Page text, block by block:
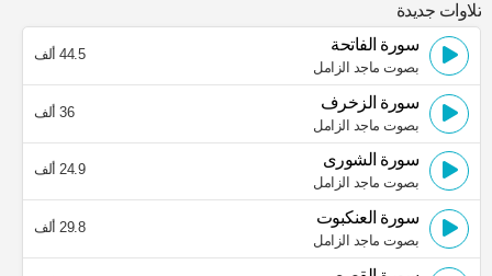
تلاوات جديدة
سورة الفاتحة
بصوت ماجد الزامل
44.5 ألف
سورة الزخرف
بصوت ماجد الزامل
36 ألف
سورة الشورى
بصوت ماجد الزامل
24.9 ألف
سورة العنكبوت
بصوت ماجد الزامل
29.8 ألف